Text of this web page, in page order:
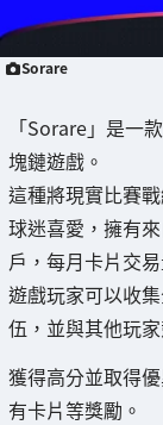
Sorare
「Sorare」是一
塊鏈遊戲。
這種將現實比賽
球迷喜愛，擁有
戶，每月卡片交
遊戲玩家可以收
伍，並與其他玩
獲得高分並取得
有卡片等獎勵。